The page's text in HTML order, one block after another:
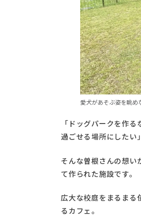
愛犬があそぶ姿を眺め
「ドッグパークを作
過ごせる場所にしたい」
そんな曽根さんの想い
て作られた施設です。
広大な校庭をまるまる
るカフェ。